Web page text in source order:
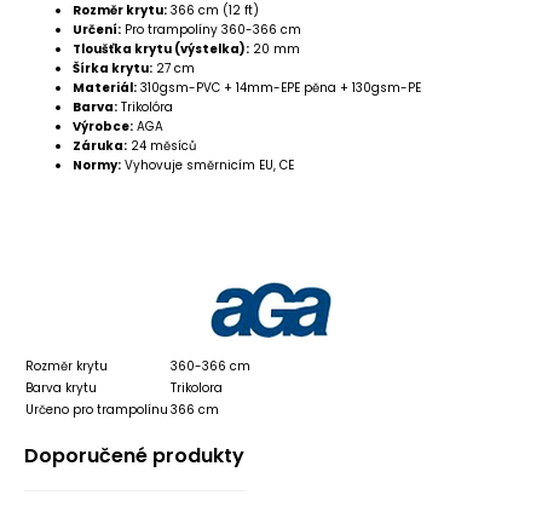
Rozměr krytu: 366 cm (12 ft)
Určení: Pro trampolíny 360-366 cm
Tloušťka krytu (výstelka): 20 mm
Šírka krytu: 27 cm
Materiál: 310gsm-PVC + 14mm-EPE pěna + 130gsm-PE
Barva: Trikolóra
Výrobce: AGA
Záruka: 24 měsíců
Normy: Vyhovuje směrnicím EU, CE
Rozměr krytu
360-366 cm
Barva krytu
Trikolora
Určeno pro trampolínu 366 cm
Doporučené produkty